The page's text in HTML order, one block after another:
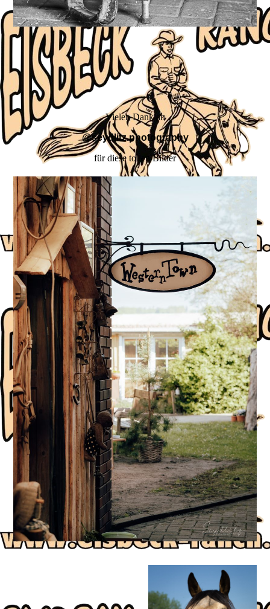
Vielen Dank an
@seydlitz.photography
für diese tollen Bilder